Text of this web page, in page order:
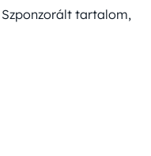
tartalom,